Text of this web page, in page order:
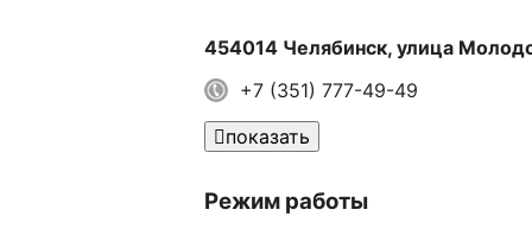
454014 Челябинск, улица
+7 (351) 777-49-49
показать
Режим работы